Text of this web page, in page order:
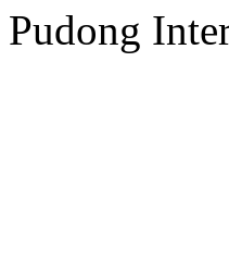
Pudong